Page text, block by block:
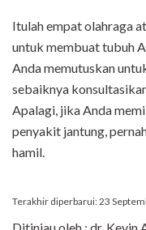
Itulah empat olahraga
untuk membuat tubuh
Anda memutuskan
sebaiknya
Apalagi, jika Anda
penyakit jantung,
hamil.
Terakhir diperbarui: 23